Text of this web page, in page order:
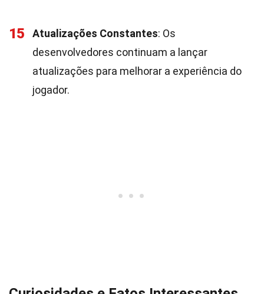
15 Atualizações Constantes: Os
desenvolvedores continuam a lançar
atualizações para melhorar a experiência do
jogador.